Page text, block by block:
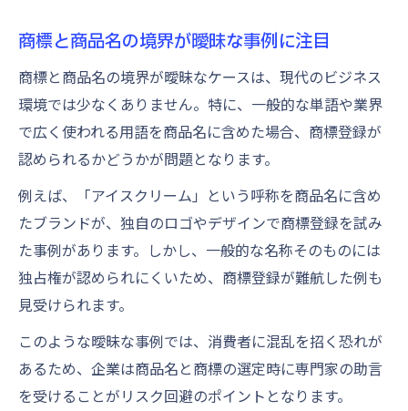
商標と商品名の境界が曖昧な事例に注目
商標と商品名の境界が曖昧なケースは、現代のビジネス
環境では少なくありません。特に、一般的な単語や業界
で広く使われる用語を商品名に含めた場合、商標登録が
認められるかどうかが問題となります。
例えば、「アイスクリーム」という呼称を商品名に含め
たブランドが、独自のロゴやデザインで商標登録を試み
た事例があります。しかし、一般的な名称そのものには
独占権が認められにくいため、商標登録が難航した例も
見受けられます。
このような曖昧な事例では、消費者に混乱を招く恐れが
あるため、企業は商品名と商標の選定時に専門家の助言
を受けることがリスク回避のポイントとなります。